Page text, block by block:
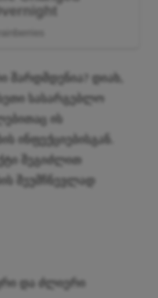
დიახ,
სასარგებლო
ის
ინფექციებისგან.
შეგიძლით
შეუმჩნევლად
და ძლიერი